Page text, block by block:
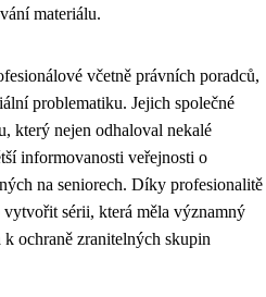
materiálu.
včetně právních poradců,
problematiku. Jejich společné
který nejen odhaloval nekalé
informovanosti veřejnosti o
na seniorech. Díky profesionalitě
sérii, která měla významný
ochraně zranitelných skupin